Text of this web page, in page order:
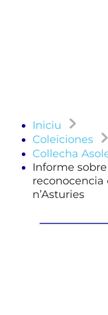
Iniciu
Coleiciones
Collecha
Informe
reconocencia
n’Asturies